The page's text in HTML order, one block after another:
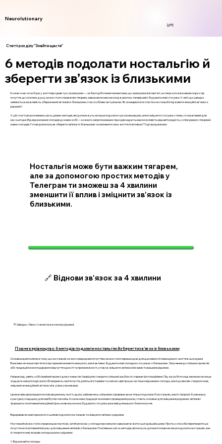
Neurolutionary
Login
Статті розділу "Знайти щастя"
6 методів подолати ностальгію й
зберегти зв’язок із близькими
Кожен з нас хоча б раз у житті відчував тугу за минулим — за безтурботними моментами, що залишилися в пам'яті, за тими, кого вже немає поруч. Це
почуття, що охоплює душу, може стати справжнім тягарем, заважаючи нам насолоджуватись теперішнім і будувати нові стосунки. У світі, що швидко
змінюється, важливість збереження зв'язків із близькими стає особливо актуальною. Як же вирватися з пастки ностальгії й підживити емоційні зв'язки з
рідними?
У цій статті ми розглянемо шість дієвих методів, які допоможуть не лише подолати сум за минувшим, але й зміцнити стосунки з тими, хто важливий для
нас сьогодні. Від відзначення спогадів до нових хобі — кожен із запропонованих підходів надасть вам можливість віднайти радість у спілкуванні і створенні
нових спогадів. Готові дізнатися, як зберегти зв’язок із близькими та наповнити своє життя позитивом? Тоді продовжимо
Ностальгія може бути важким тягарем,
але за допомогою простих методів у
Телеграм ти зможеш за 4 хвилини
зменшити її вплив і зміцнити зв’язок із
близькими.
🔗 Віднови зв’язок за 4 хвилини
💛 Швидко. Легко. І з ясністю в кожному рішенні.
Повне керівництво: 6 методів подолати ностальгію й зберегти зв’язок із близькими
Основна ідея полягає в тому, що ностальгія, хоча й є природним почуттям, може стати перешкодою для щасливого й повноцінного життя в сьогоденні.
Важливо не лише пам'ятати про приємні моменти минулого, але й активно будувати нові спогади в стосунках з близькими. Залучення до спільних проектів
або традицій може подарувати відчуття єдності та приналежності, а також зміцнити зв’язки між вами та вашими рідними.
Наприклад, уявіть собі сімейний проект, де всі члени сім'ї вирішили створити спільний альбом зі старими фотографіями. Під час роботи над ним вони не лише
згадують минулі події, але й обговорюють свої почуття, діляться історіями та сміхом. Цей процес не тільки відновлює спогади, але й дозволяє створити нові,
зміцнюючи емоційний зв'язок між усіма учасниками.
Це важливо враховувати в повсякденному житті, адже, займаючись спільними справами, ви не тільки подолали б ностальгію, але й створили б унікальну
культурну спадщину для майбутніх поколінь. Кожна нова традиція чи момент, проведений разом, стають основою для зміцнення родинних зв’язків і
формують позитивний емоційний фон, на якому можна будувати стосунки, важливі для вашого благополуччя.
Відкриваючи нові горизонти: 6 шляхів подолати ностальгію та зміцнити зв’язки з рідними
Ностальгія може стати справжньою пасткою, затягуючи нас у спогади про минуле і заважаючи жити сьогоднішнім днем. Проте, є способи перетворити це
почуття на позитивний імпульс для зміцнення зв’язків з близькими. Розгляньмо шість методів, які можуть допомогти вам не лише подолати ностальгію, але
й створити нові, яскраві спогади разом з рідними.
1. Відзначайте спогади